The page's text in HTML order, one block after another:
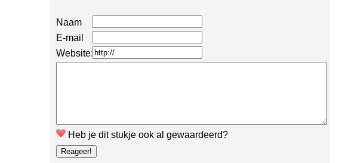
Naam
E-mail
Website:
Heb je dit stukje ook al gewaardeerd?